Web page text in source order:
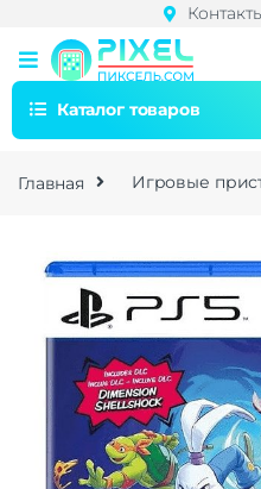
Каталог товаров
Главная Игровые